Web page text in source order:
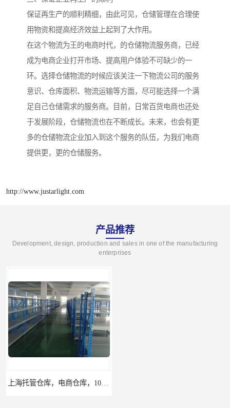
保证再生产的顺利精细，由此可见，仓储管理在合理使
用物资和提高经济效益上起到了大作用。
在这个物流为王的电商时代，的仓储物流服务商，已经
成为电商企业打开市场、提高用户体验不可缺少的一
环。选择仓储物流的时候应该关注一下物流公司的服务
意识、仓库面积、物流运输等方面，尽可能选择一个满
足自己仓储需求的服务商。目前，日常百货电商也还处
于发展阶段，仓储物流也在不断成长。未来，也会有更
多的仓储物流企业加入到这个服务的队伍，为我们电商
提供更，更的仓储服务。
http://www.justarlight.com
产品推荐
Development, design, production and sales in one of the manufacturing
enterprises